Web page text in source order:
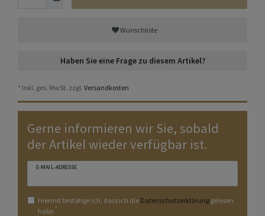
Wunschliste
Haben Sie eine Frage zu diesem Artikel?
* inkl. ges. MwSt. zzgl. Versandkosten
Gerne informieren wir Sie, sobald
der Artikel wieder verfügbar ist.
E-MAIL-ADRESSE
Hiermit bestätige ich, dass ich die Daten­schutz­erklärunggelesen
habe.*